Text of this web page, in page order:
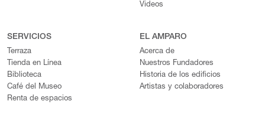
Videos
SERVICIOS
Terraza
Tienda en Línea
Biblioteca
Café del Museo
Renta de espacios
EL AMPARO
Acerca de
Nuestros Fundadores
Historia de los edificios
Artistas y colaboradores